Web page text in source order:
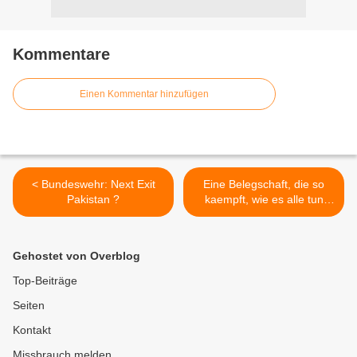
Kommentare
Einen Kommentar hinzufügen
< Bundeswehr: Next Exit
Pakistan ?
Eine Belegschaft, die so
kaempft, wie es alle tun
sollten >
Gehostet von Overblog
Top-Beiträge
Seiten
Kontakt